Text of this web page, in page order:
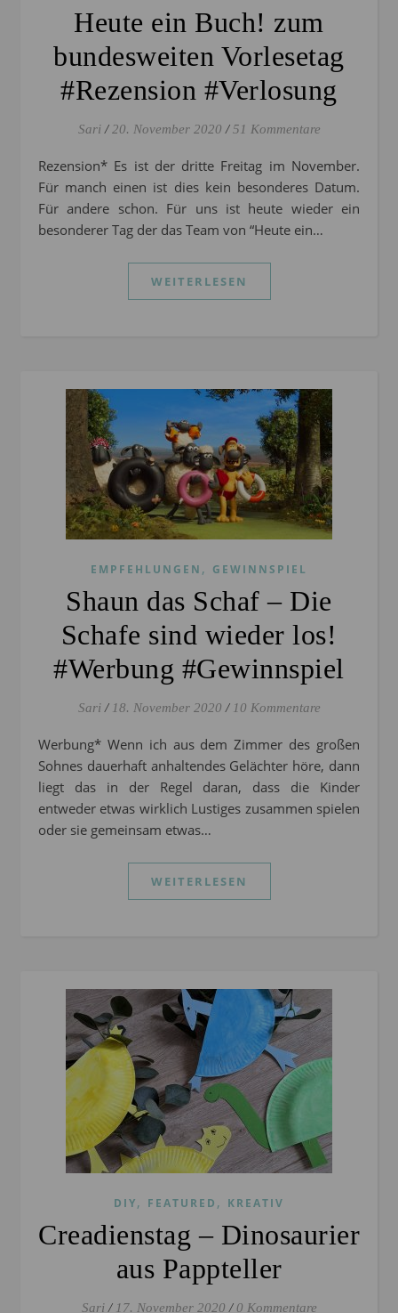
Heute ein Buch! zum
bundesweiten Vorlesetag
#Rezension #Verlosung
Sari / 20. November 2020 / 51 Kommentare
Rezension* Es ist der dritte Freitag im November.
Für manch einen ist dies kein besonderes Datum.
Für andere schon. Für uns ist heute wieder ein
besonderer Tag der das Team von “Heute ein…
WEITERLESEN
EMPFEHLUNGEN , GEWINNSPIEL
Shaun das Schaf – Die
Schafe sind wieder los!
#Werbung #Gewinnspiel
Sari / 18. November 2020 / 10 Kommentare
Werbung* Wenn ich aus dem Zimmer des großen
Sohnes dauerhaft anhaltendes Gelächter höre, dann
liegt das in der Regel daran, dass die Kinder
entweder etwas wirklich Lustiges zusammen spielen
oder sie gemeinsam etwas…
WEITERLESEN
DIY, FEATURED , KREATIV
Creadienstag – Dinosaurier
aus Pappteller
Sari / 17. November 2020 / 0 Kommentare